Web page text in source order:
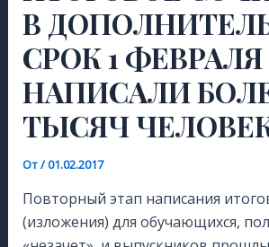
В
СРОК 1 ФЕВРАЛЯ
НАПИСАЛИ
ТЫСЯЧ
От/01.02.2017
Повторный этап написания
(изложения) для обучающихся,